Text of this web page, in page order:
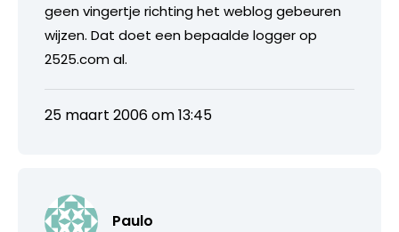
geen vingertje richting het weblog gebeuren
wijzen. Dat doet een bepaalde logger op
2525.com al.
25 maart 2006 om 13:45
Paulo